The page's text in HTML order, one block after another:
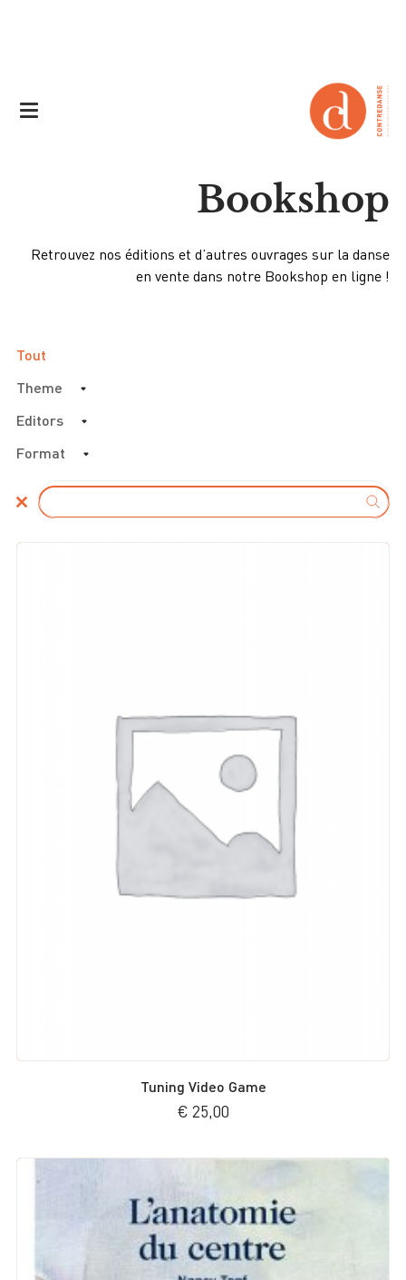
Bookshop
Retrouvez nos éditions et d’autres ouvrages sur la danse
en vente dans notre Bookshop en ligne !
Tout
Theme
Editors
Format
Tuning Video Game
€ 25,00